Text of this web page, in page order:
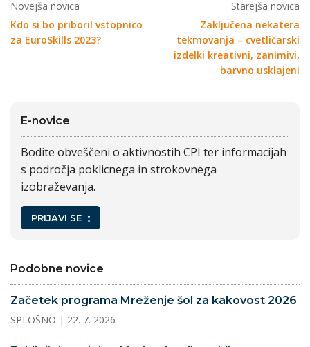
Novejša novica
Kdo si bo priboril vstopnico
za EuroSkills 2023?
Starejša novica
Zaključena nekatera
tekmovanja – cvetličarski
izdelki kreativni, zanimivi,
barvno usklajeni
E-novice
Bodite obveščeni o aktivnostih CPI ter informacijah
s področja poklicnega in strokovnega
izobraževanja.
PRIJAVI SE
Podobne novice
Začetek programa Mreženje šol za kakovost 2026
SPLOŠNO | 22. 7. 2026